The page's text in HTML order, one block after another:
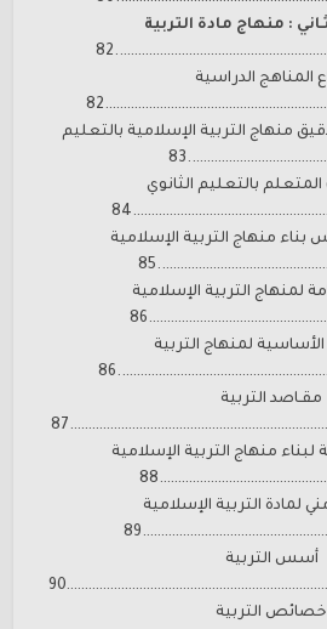
: منهاج مادة التربية
المناهج الدراسية
منهاج التربية الإسلامية بالتعليم
بالتعليم الثانوي
منهاج التربية الإسلامية
لمنهاج التربية الإسلامية
لمنهاج التربية
مقـاصد التربية
لبناء منهاج التربية الإسلامية
لمادة التربية الإسلامية
أسس التربية
خصائص التربية